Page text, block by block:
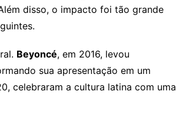
disso, o impacto foi tão grande
Beyoncé, em 2016, levou
sua apresentação em um
celebraram a cultura latina com uma